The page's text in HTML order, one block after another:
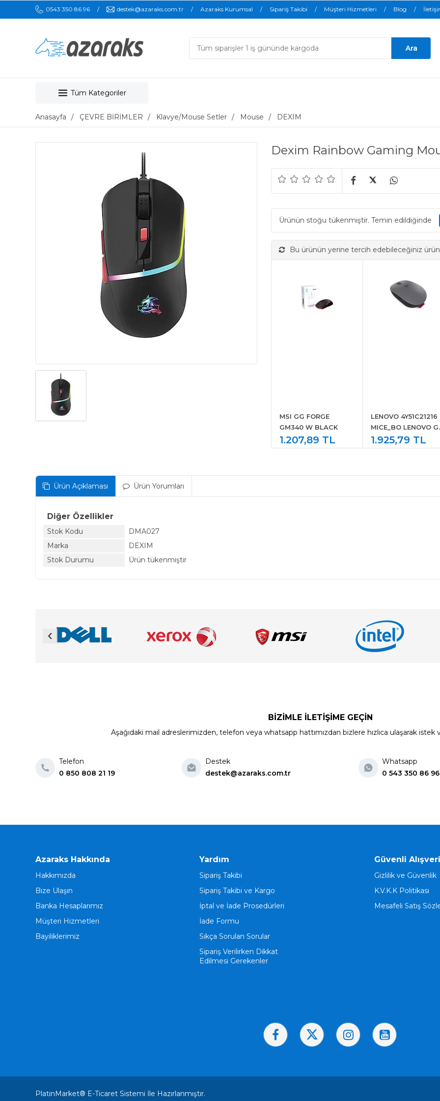
0543 350 86 96 destek@azaraks.com.tr Azaraks Kurumsal Sipariş Takibi Müşteri Hizmetleri Blog
Tüm Kategoriler
Anasayfa ÇEVRE BİRİMLER Klavye/Mouse Setler Mouse DEXIM
Dexim Rainbow Gaming
Ürünün stoğu tükenmiştir. Temin edildiğinde
Bu ürünün yerine tercih edebileceğiniz
MSI GG FORGE
GM340 W BLACK
1.207,89 TL
LENOVO 4Y51C21216
MICE_BO LENOVO
USB-C WL MOUSE
1.925,79 TL
Ürün Açıklaması Ürün Yorumları
Diğer Özellikler
Stok Kodu
DMA027
Marka
DEXIM
Stok Durumu
Ürün tükenmiştir
‹
BİZİMLE İLETİŞİME GEÇİN
Aşağıdaki mail adreslerimizden, telefon veya whatsapp hattımızdan bizlere hızlıca ulaşarak istek
Telefon
0 850 808 21 19
Destek
destek@azaraks.com.tr
Whatsapp
0 543 350 86 96
Azaraks Hakkında
Hakkımızda
Bize Ulaşın
Banka Hesaplarımız
Müşteri Hizmetleri
Bayiliklerimiz
Yardım
Sipariş Takibi
Sipariş Takibi ve Kargo
İptal ve İade Prosedürleri
İade Formu
Sıkça Sorulan Sorular
Sipariş Verilirken Dikkat
Edilmesi Gerekenler
Güvenli
Gizlilik ve Güvenlik
K.V.K.K Politikası
Mesafeli Satış
PlatinMarket® E-Ticaret Sistemi İle Hazırlanmıştır.